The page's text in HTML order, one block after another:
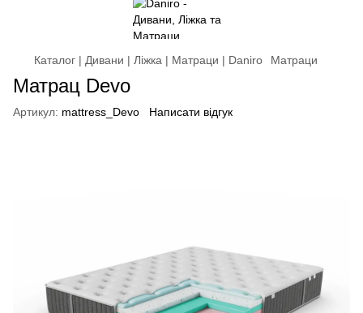
Каталог | Дивани | Ліжка | Матраци | Daniro Матраци
Матрац Devo
Артикул: mattress_Devo Написати відгук